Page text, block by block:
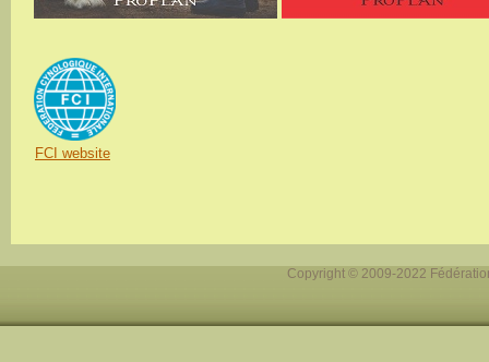
FCI website
Copyright © 2009-2022